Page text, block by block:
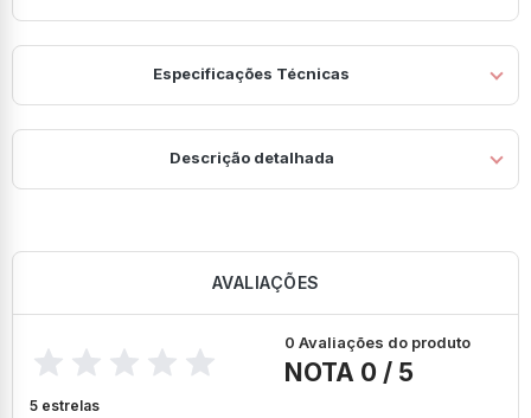
Especificações Técnicas
Descrição detalhada
AVALIAÇÕES
0 Avaliações do produto
NOTA 0 / 5
5 estrelas